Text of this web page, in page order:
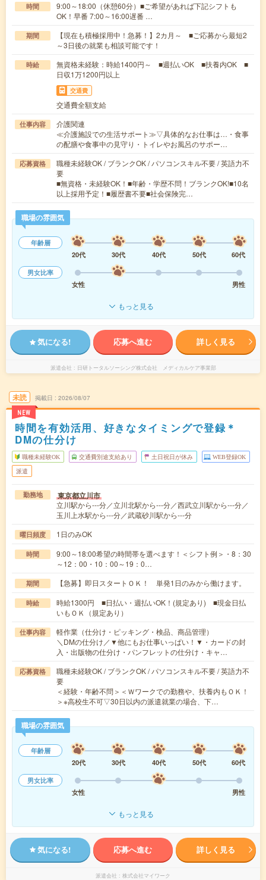
時間
9:00～18:00（休憩60分）■ご希望があれば下記シフトも
OK！早番 7:00～16:00遅番 …
期間
【現在も積極採用中！急募！】2カ月～ ■ご応募から最短2
～3日後の就業も相談可能です！
時給
無資格未経験：時給1400円～ ■週払いOK ■扶養内OK ■
日収1万1200円以上
交通費
交通費全額支給
仕事内容
介護関連
≪介護施設での生活サポート≫▽具体的なお仕事は…・食事
の配膳や食事中の見守り・トイレやお風呂のサポー…
応募資格
職種未経験OK / ブランクOK / パソコンスキル不要 / 英語力不
要
■無資格・未経験OK！■年齢・学歴不問！ブランクOK!■10名
以上採用予定！■履歴書不要■社会保険完…
職場の雰囲気
年齢層
20代
30代 40代 50代
60代
男女比率
女性
男性
もっと見る
気になる! 応募へ進む 詳しく見る
派遣会社 日研トータルソーシング株式会社 メディカルケア事業部
未読
NEW
掲載日 2026/08/07
時間を有効活用、好きなタイミングで登録＊
DMの仕分け
職種未経験OK 交通費別途支給あり 土日祝日が休み WEB登録OK
派遣
勤務地 東京都立川市
立川駅から---分／立川北駅から---分／西武立川駅から---分／
玉川上水駅から---分／武蔵砂川駅から---分
曜日頻度 1日のみOK
時間
9:00～18:00希望の時間帯を選べます！＜シフト例＞・8：30
～12：00・10：00～19：0…
期間 【急募】即日スタートＯＫ！ 単発1日のみから働けます。
時給
時給1300円 ■日払い・週払いOK！(規定あり) ■現金日払
いもＯＫ（規定あり）
仕事内容
軽作業（仕分け・ピッキング・検品、商品管理）
＼DMの仕分け／▼他にもお仕事いっぱい！▼・カードの封
入・出版物の仕分け・パンフレットの仕分け・キャ…
応募資格
職種未経験OK / ブランクOK / パソコンスキル不要 / 英語力不
要
＜経験・年齢不問＞＜Ｗワークでの勤務や、扶養内もＯＫ！
＞※高校生不可▽30日以内の派遣就業の場合、下…
職場の雰囲気
年齢層
20代
30代 40代 50代
60代
男女比率
女性
男性
もっと見る
気になる! 応募へ進む 詳しく見る
派遣会社 株式会社マイワーク